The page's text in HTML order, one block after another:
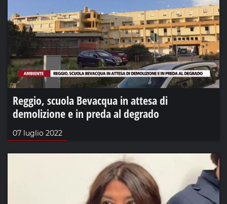
Reggio, scuola Bevacqua in attesa di
demolizione e in preda al degrado
07 luglio 2022